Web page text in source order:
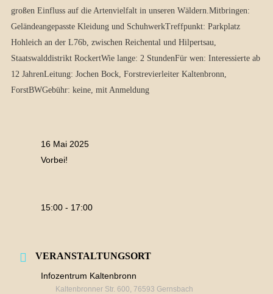
großen Einfluss auf die Artenvielfalt in unseren Wäldern.Mitbringen:
Geländeangepasste Kleidung und SchuhwerkTreffpunkt: Parkplatz
Hohleich an der L76b, zwischen Reichental und Hilpertsau,
Staatswalddistrikt RockertWie lange: 2 StundenFür wen: Interessierte ab
12 JahrenLeitung: Jochen Bock, Forstrevierleiter Kaltenbronn,
ForstBWGebühr: keine, mit Anmeldung
16 Mai 2025
Vorbei!
15:00 - 17:00
VERANSTALTUNGSORT
Infozentrum Kaltenbronn
Kaltenbronner Str. 600, 76593 Gernsbach